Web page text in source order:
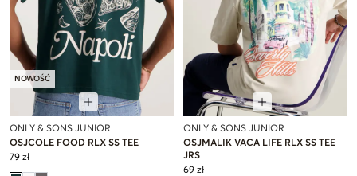
NOWOŚĆ
ONLY & SONS JUNIOR
OSJCOLE FOOD RLX SS TEE
79 zł
ONLY & SONS JUNIOR
OSJMALIK VACA LIFE RLX SS TEE
JRS
69 zł